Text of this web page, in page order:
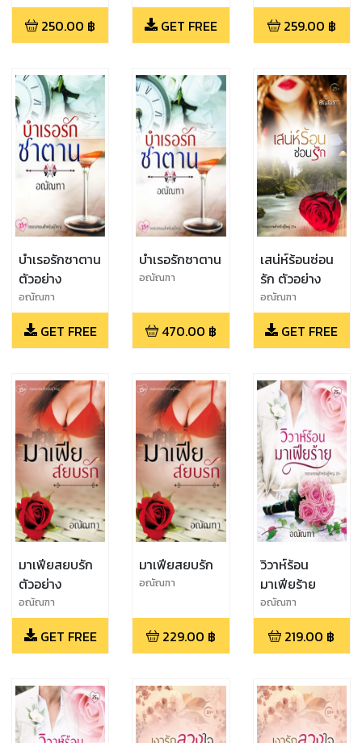
250.00 ฿ GET FREE 259.00 ฿
บำเรอรักซาตาน
ตัวอย่าง
อณัณฑา
GET FREE
บำเรอรักซาตาน
อณัณฑา
470.00 ฿
เสน่ห์ร้อนซ่อน
รัก ตัวอย่าง
อณัณฑา
GET FREE
มาเฟียสยบรัก
ตัวอย่าง
อณัณฑา
GET FREE
มาเฟียสยบรัก
อณัณฑา
229.00 ฿
วิวาห์ร้อน
มาเฟียร้าย
อณัณฑา
219.00 ฿